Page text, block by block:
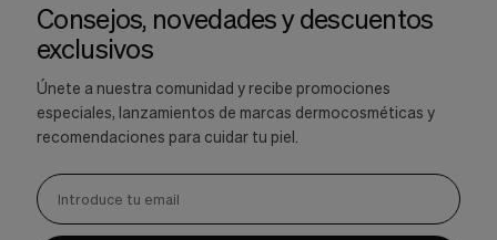
Consejos, novedades y descuentos
exclusivos
Únete a nuestra comunidad y recibe promociones
especiales, lanzamientos de marcas dermocosméticas y
recomendaciones para cuidar tu piel.